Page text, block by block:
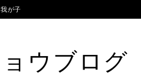
我が子
ウブログ